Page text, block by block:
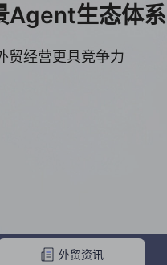
Agent生态体系
贸经营更具竞争力
外贸资讯